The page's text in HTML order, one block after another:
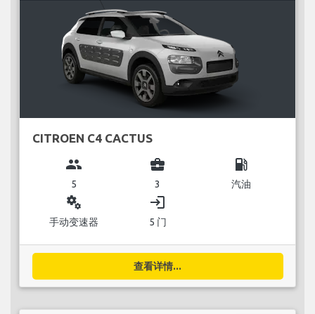
CITROEN C4 CACTUS
group
5
business_center
3
local_gas_station
汽油
miscellaneous_services
手动变速器
login
5 门
查看详情...